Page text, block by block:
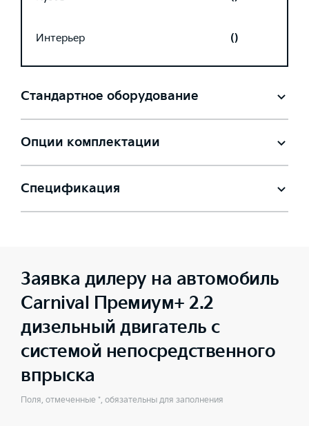
Интерьер ()
Стандартное оборудование
Опции комплектации
Спецификация
Заявка дилеру на автомобиль
Carnival Премиум+ 2.2
дизельный двигатель с
системой непосредственного
впрыска
Поля, отмеченные *, обязательны для заполнения